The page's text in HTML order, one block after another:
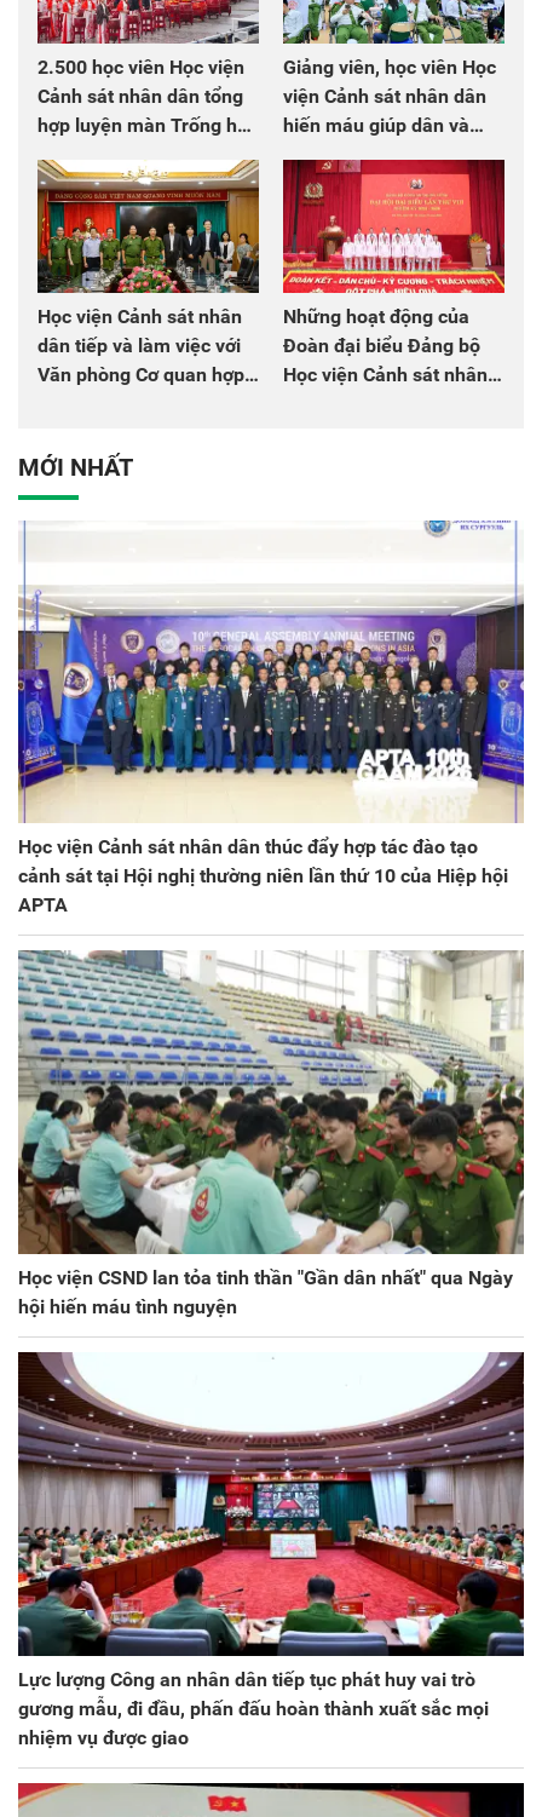
2.500 học viên Học viện
Cảnh sát nhân dân tổng
hợp luyện màn Trống hội
Giảng viên, học viên Học
viện Cảnh sát nhân dân
hiến máu giúp dân và
Học viện Cảnh sát nhân
dân tiếp và làm việc với
Văn phòng Cơ quan hợp
Những hoạt động của
Đoàn đại biểu Đảng bộ
Học viện Cảnh sát nhân
MỚI NHẤT
Học viện Cảnh sát nhân dân thúc đẩy hợp tác đào tạo
cảnh sát tại Hội nghị thường niên lần thứ 10 của Hiệp hội
APTA
Học viện CSND lan tỏa tinh thần "Gần dân nhất" qua Ngày
hội hiến máu tình nguyện
Lực lượng Công an nhân dân tiếp tục phát huy vai trò
gương mẫu, đi đầu, phấn đấu hoàn thành xuất sắc mọi
nhiệm vụ được giao